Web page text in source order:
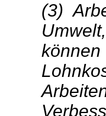
(3)